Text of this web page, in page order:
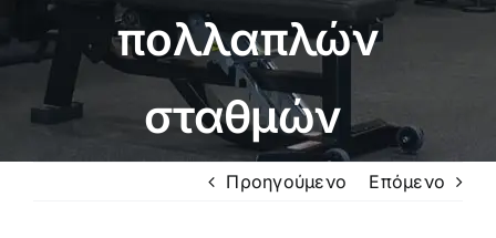
πολλαπλών
σταθμών
Προηγούμενο Επόμενο